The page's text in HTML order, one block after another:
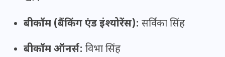
बीकॉम (बैंकिंग एंड इंश्योरेंस): सर्विका सिंह
बीकॉम ऑनर्स: विभा सिंह